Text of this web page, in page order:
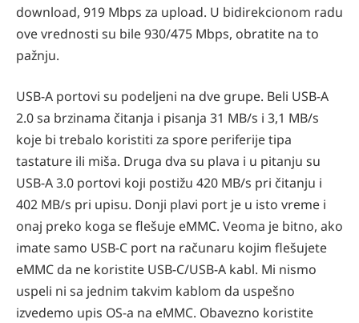
download, 919 Mbps za upload. U bidirekcionom radu
ove vrednosti su bile 930/475 Mbps, obratite na to
pažnju.
USB-A portovi su podeljeni na dve grupe. Beli USB-A
2.0 sa brzinama čitanja i pisanja 31 MB/s i 3,1 MB/s
koje bi trebalo koristiti za spore periferije tipa
tastature ili miša. Druga dva su plava i u pitanju su
USB-A 3.0 portovi koji postižu 420 MB/s pri čitanju i
402 MB/s pri upisu. Donji plavi port je u isto vreme i
onaj preko koga se flešuje eMMC. Veoma je bitno, ako
imate samo USB-C port na računaru kojim flešujete
eMMC da ne koristite USB-C/USB-A kabl. Mi nismo
uspeli ni sa jednim takvim kablom da uspešno
izvedemo upis OS-a na eMMC. Obavezno koristite